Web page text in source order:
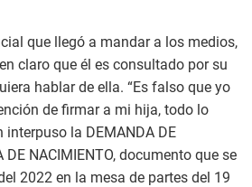
que llegó a mandar a los medios,
claro que él es consultado por su
hablar de ella. “Es falso que yo
de firmar a mi hija, todo lo
la DEMANDA DE
DE NACIMIENTO, documento que se
2022 en la mesa de partes del 19